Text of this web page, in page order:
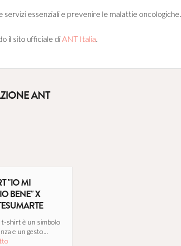
essenziali e prevenire le malattie oncologiche.
il sito ufficiale diANT Italia.
ANT
"IO MI
BENE" X
shirt è un simbolo
e un gesto...